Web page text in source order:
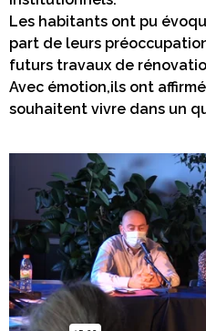
Les habitants ont pu
part de leurs
futurs travaux de
Avec émotion,ils ont
souhaitent vivre dans un